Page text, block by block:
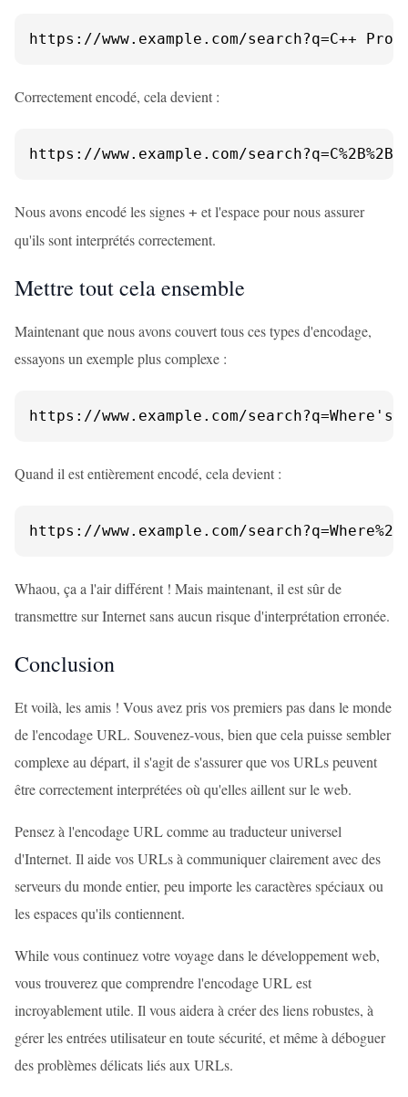
https://www.example.com/search?q=C++
Correctement encodé, cela devient :
https://www.example.com/
Nous avons encodé les signes + et l'espace pour nous assurer
qu'ils sont interprétés correctement.
Mettre tout cela ensemble
Maintenant que nous avons couvert tous ces types d'encodage,
essayons un exemple plus complexe :
https://www.example.com/
Quand il est entièrement encodé, cela devient :
https://www.example.com/
Whaou, ça a l'air différent ! Mais maintenant, il est sûr de
transmettre sur Internet sans aucun risque d'interprétation erronée.
Conclusion
Et voilà, les amis ! Vous avez pris vos premiers pas dans le monde
de l'encodage URL. Souvenez-vous, bien que cela puisse sembler
complexe au départ, il s'agit de s'assurer que vos URLs peuvent
être correctement interprétées où qu'elles aillent sur le web.
Pensez à l'encodage URL comme au traducteur universel
d'Internet. Il aide vos URLs à communiquer clairement avec des
serveurs du monde entier, peu importe les caractères spéciaux ou
les espaces qu'ils contiennent.
While vous continuez votre voyage dans le développement web,
vous trouverez que comprendre l'encodage URL est
incroyablement utile. Il vous aidera à créer des liens robustes, à
gérer les entrées utilisateur en toute sécurité, et même à déboguer
des problèmes délicats liés aux URLs.